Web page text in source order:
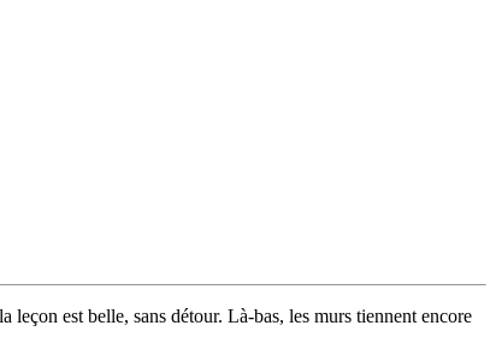
est belle, sans détour. Là-bas, les murs tiennent encore